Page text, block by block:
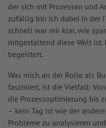
der sich mit Prozessen und
zufällig bin ich dabei in der
schnell war mir klar, wie
mitgestaltend diese Welt
begeistert.
Was mich an der Rolle als
fasziniert, ist die Vielfalt:
die Prozessoptimierung bis
– kein Tag ist wie der
Probleme zu analysieren